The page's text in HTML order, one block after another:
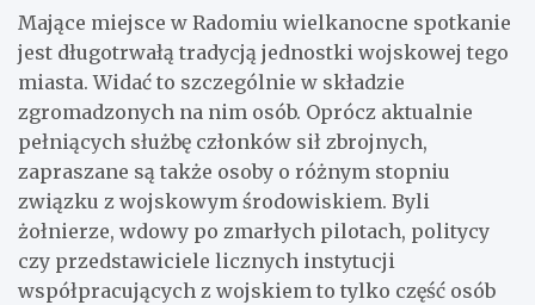
Mające miejsce w Radomiu wielkanocne spotkanie
jest długotrwałą tradycją jednostki wojskowej tego
miasta. Widać to szczególnie w składzie
zgromadzonych na nim osób. Oprócz aktualnie
pełniących służbę członków sił zbrojnych,
zapraszane są także osoby o różnym stopniu
związku z wojskowym środowiskiem. Byli
żołnierze, wdowy po zmarłych pilotach, politycy
czy przedstawiciele licznych instytucji
współpracujących z wojskiem to tylko część osób